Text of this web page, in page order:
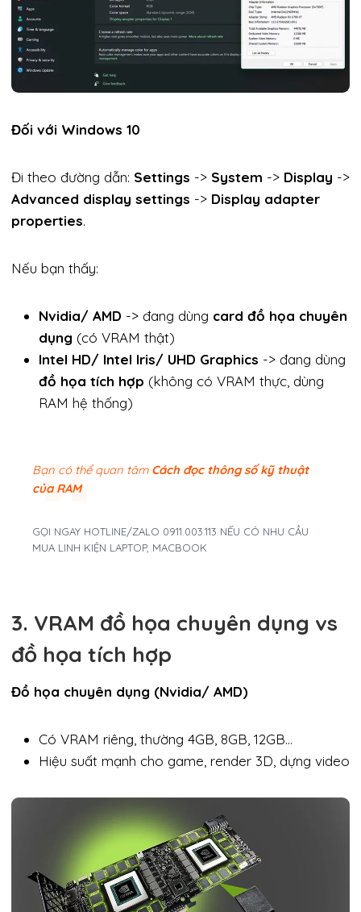
Đối với Windows 10
Đi theo đường dẫn: Settings -> System -> Display ->
Advanced display settings -> Display adapter
properties.
Nếu bạn thấy:
Nvidia/ AMD -> đang dùng card đồ họa chuyên
dụng (có VRAM thật)
Intel HD/ Intel Iris/ UHD Graphics -> đang dùng
đồ họa tích hợp (không có VRAM thực, dùng
RAM hệ thống)
Bạn có thể quan tâm Cách đọc thông số kỹ thuật
của RAM
GỌI NGAY HOTLINE/ZALO 0911.003.113 NẾU CÓ NHU CẦU
MUA LINH KIỆN LAPTOP, MACBOOK
3. VRAM đồ họa chuyên dụng vs
đồ họa tích hợp
Đồ họa chuyên dụng (Nvidia/ AMD)
Có VRAM riêng, thường 4GB, 8GB, 12GB…
Hiệu suất mạnh cho game, render 3D, dựng video